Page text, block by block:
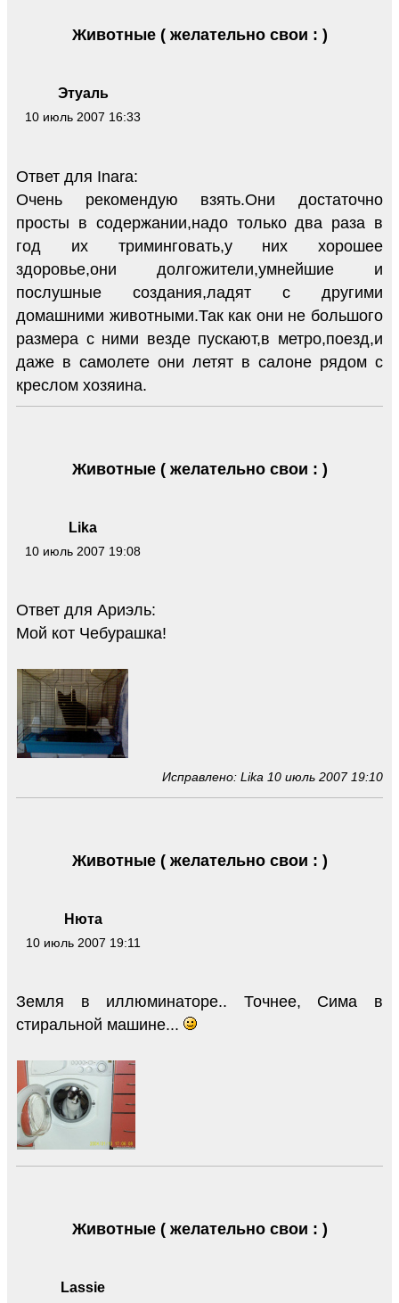
Этуаль
10 июль 2007 16:33
Животные ( желательно свои : )
Ответ для Inara:
Очень рекомендую взять.Они достаточно
просты в содержании,надо только два раза в
год их триминговать,у них хорошее
здоровье,они долгожители,умнейшие и
послушные создания,ладят с другими
домашними животными.Так как они не большого
размера с ними везде пускают,в метро,поезд,и
даже в самолете они летят в салоне рядом с
креслом хозяина.
Lika
10 июль 2007 19:08
Животные ( желательно свои : )
Ответ для Ариэль:
Мой кот Чебурашка!
Исправлено: Lika 10 июль 2007 19:10
Нюта
10 июль 2007 19:11
Животные ( желательно свои : )
Земля в иллюминаторе.. Точнее, Сима в
стиральной машине...
Lassie
Животные ( желательно свои : )